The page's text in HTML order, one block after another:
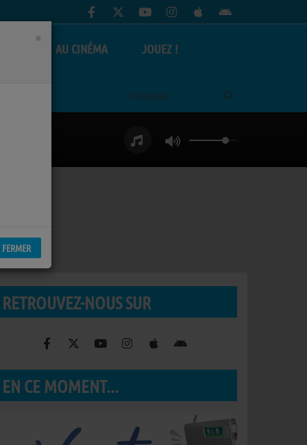
AU CINÉMA JOUEZ !
RETROUVEZ-NOUS SUR
EN CE MOMENT...
×
FERMER